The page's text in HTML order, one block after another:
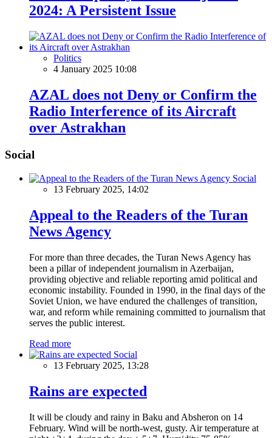
2024: A Persistent Issue
Politics
4 January 2025 10:08
AZAL does not Deny or Confirm the
Radio Interference of its Aircraft
over Astrakhan
Social
Social
13 February 2025, 14:02
Appeal to the Readers of the Turan
News Agency
For more than three decades, the Turan News Agency has
been a pillar of independent journalism in Azerbaijan,
providing objective and reliable reporting amid political and
economic instability. Founded in 1990, in the final days of the
Soviet Union, we have endured the challenges of transition,
war, and reform while remaining committed to journalism that
serves the public interest.
Read more
Social
13 February 2025, 13:28
Rains are expected
It will be cloudy and rainy in Baku and Absheron on 14
February. Wind will be north-west, gusty. Air temperature at